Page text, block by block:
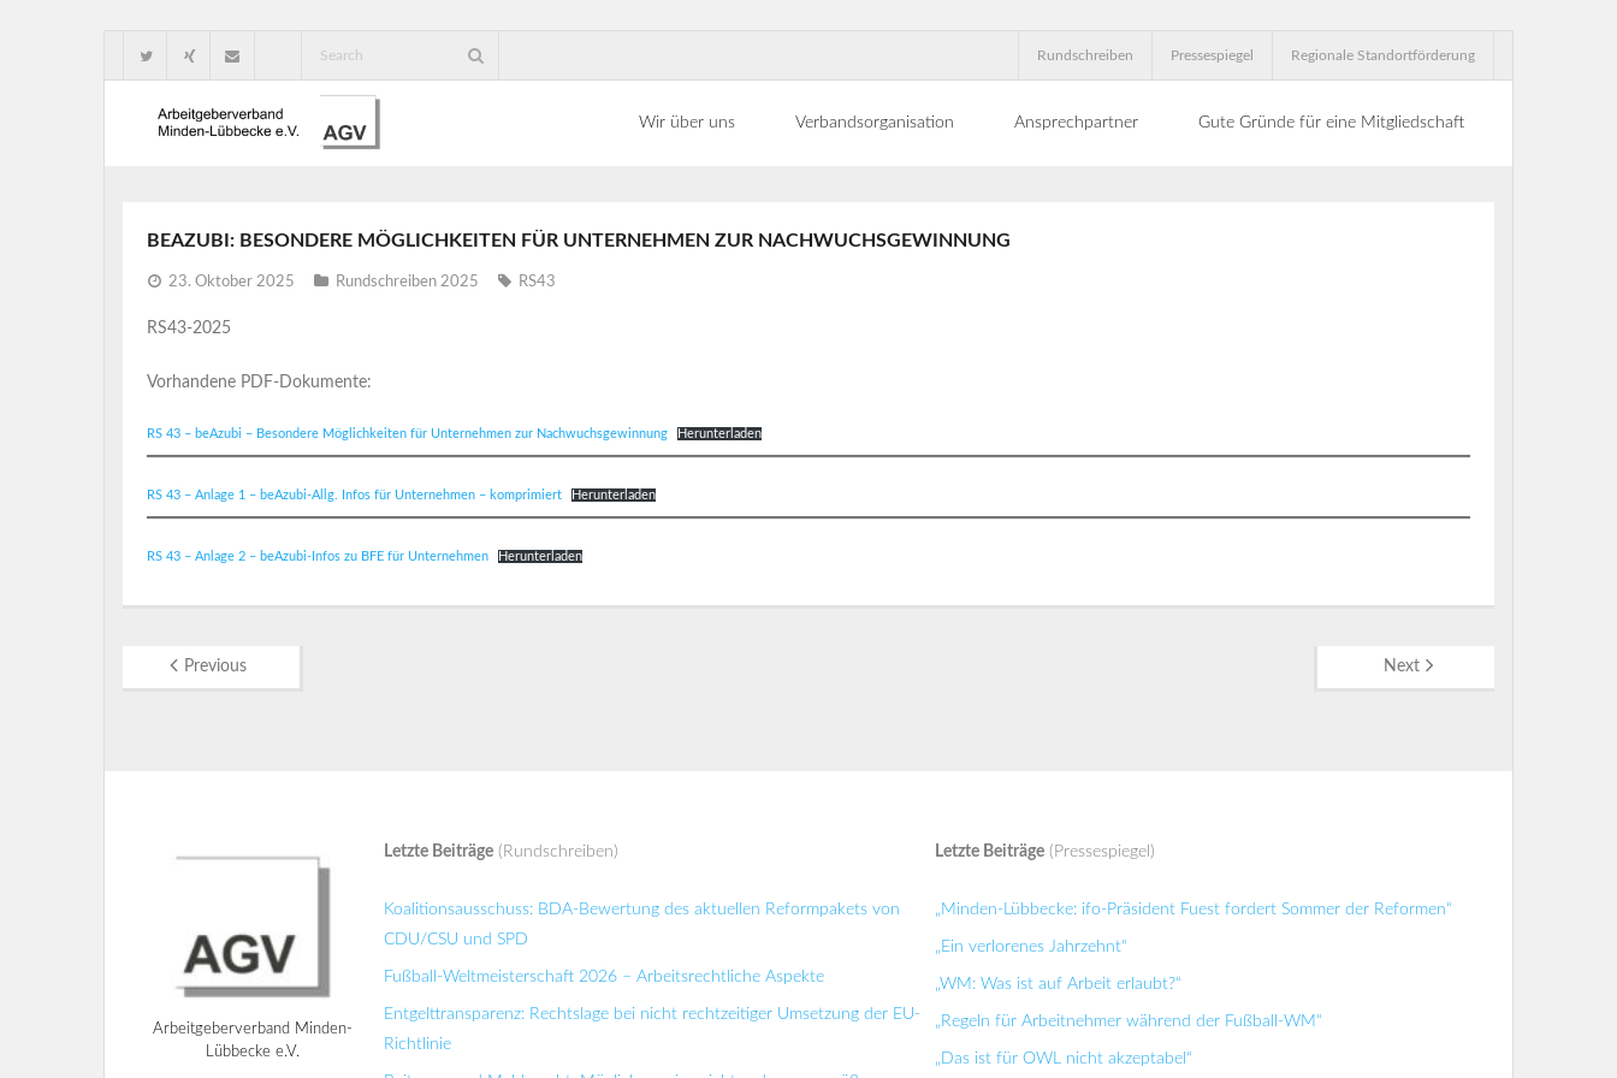
Rundschreiben Pressespiegel Regionale Standortförderung
Wir über uns Verbandsorganisation Ansprechpartner Gute Gründe für eine Mitgliedschaft
BEAZUBI: BESONDERE MÖGLICHKEITEN FÜR UNTERNEHMEN ZUR NACHWUCHSGEWINNUNG
23. Oktober 2025 Rundschreiben 2025 RS43
RS43-2025
Vorhandene PDF-Dokumente:
RS 43 – beAzubi – Besondere Möglichkeiten für Unternehmen zur Nachwuchsgewinnung Herunterladen
RS 43 – Anlage 1 – beAzubi-Allg. Infos für Unternehmen – komprimiert Herunterladen
RS 43 – Anlage 2 – beAzubi-Infos zu BFE für Unternehmen Herunterladen
Previous Next
Arbeitgeberverband Minden-
Lübbecke e.V.
Letzte Beiträge(Rundschreiben)
Koalitionsausschuss: BDA-Bewertung des aktuellen Reformpakets von
CDU/CSU und SPD
Fußball-Weltmeisterschaft 2026 – Arbeitsrechtliche Aspekte
Entgelttransparenz: Rechtslage bei nicht rechtzeitiger Umsetzung der EU-
Richtlinie
Letzte Beiträge(Pressespiegel)
„Minden-Lübbecke: ifo-Präsident Fuest fordert Sommer der Reformen“
„Ein verlorenes Jahrzehnt“
„WM: Was ist auf Arbeit erlaubt?“
„Regeln für Arbeitnehmer während der Fußball-WM“
„Das ist für OWL nicht akzeptabel“